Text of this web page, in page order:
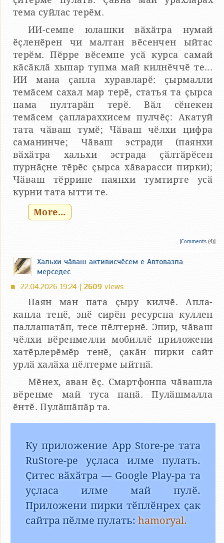
тема суйлас терӗм.
ИИ-семпе юлашки вӑхӑтра нумай
ӗҫленӗрен чи малтан вӗсенчен ыйтас
терӗм. Пӗрре вӗсемпе усӑ курса самай
кӑсӑклӑ хыпар тупма май килнӗччӗ те...
ИИ мана ҫапла хуравларӗ: ҫырмалли
темӑсем сахал мар терӗ, статья та ҫырса
пама пултарӑп терӗ. Вӑл сӗнекен
темӑсем ҫаплараххисем пулчӗҫ: Акатуй
тата чӑваш тумӗ; Чӑваш чӗлхи цифра
саманинче; Чӑваш эстради (паянхи
вӑхӑтра хальхи эстрада ҫӑлтӑрӗсен
пурнӑҫне тӗрӗс ҫырса хӑварасси пирки);
Чӑваш тӗррипе паянхи тумтирте усӑ
курни тата ытти те.
More...
[Comments (4)]
Хальхи чӑваш активисчӗсем е Автовазпа
мерседес
■ 22.04.2026 19:24 | 2609 views
Паян ман пата ҫыру килчӗ. Апла-
капла тенӗ, эпӗ сирӗн ресурспа куллен
паллашатӑп, тесе пӗлтернӗ. Эпир, чӑваш
чӗлхи вӗренмелли мобиллӗ приложени
хатӗрлерӗмӗр тенӗ, ҫакӑн пирки сайт
урлӑ халӑха пӗлтерме ыйтнӑ.
Мӗнех, аван ӗҫ. Смартфонпа чӑвашла
вӗренме май туса панӑ. Пулӑшмалла
ӗнтӗ. Пулӑшӑпӑр та.
Ку приложение App Store-ре тата
RuStore-ре уҫласа илме пулать.
Ҫитес вӑхӑтра — Google Play-ра та
уҫласа илме май пулӗ.
Приложени пирки тӗплӗнрех ҫак
сайтра пӗлме пулать: hamoryal.